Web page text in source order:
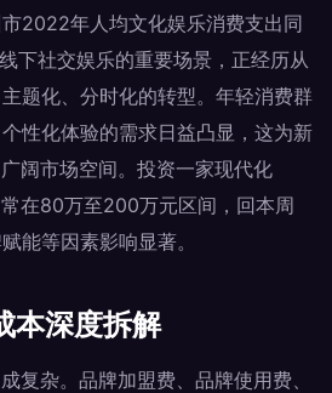
2022年人均文化娱乐消费支出同
下社交娱乐的重要场景，正经历从
题化、分时化的转型。年轻消费群
性化体验的需求日益凸显，这为新
阔市场空间。投资一家现代化
在80万至200万元区间，回本周
能等因素影响显著。
本深度拆解
复杂。品牌加盟费、品牌使用费、